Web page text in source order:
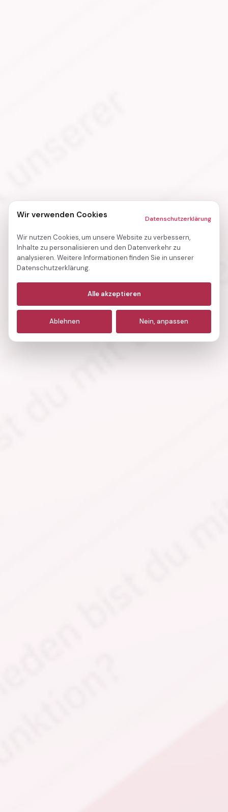
Wir verwenden Cookies Datenschutzerklärung
Wir nutzen Cookies, um unsere Website zu verbessern,
Inhalte zu personalisieren und den Datenverkehr zu
analysieren. Weitere Informationen finden Sie in unserer
Datenschutzerklärung.
(immer aktiv)
Analyse
Alle akzeptieren
Ablehnen Nein, anpassen